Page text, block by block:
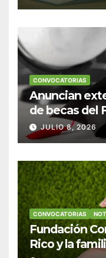
Derecho en
CONVOCATORIAS
Anuncian
de becas del
Hendricks, SJ
Colegio San
JULIO 8, 2026
CONVOCATORIAS
Fundación
Rico y la